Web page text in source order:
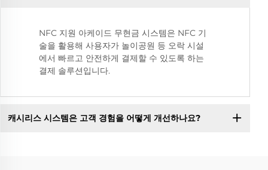
NFC 지원 아케이드 무현금 시스템은 NFC 기
술을 활용해 사용자가 놀이공원 등 오락 시설
에서 빠르고 안전하게 결제할 수 있도록 하는
결제 솔루션입니다.
캐시리스 시스템은 고객 경험을 어떻게 개선하나요?